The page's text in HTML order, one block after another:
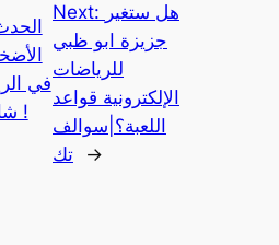
في
!
Next: هل ستغير
جزيزة ابو ظبي
للرياضات
الإلكترونية قواعد
اللعبة؟|سوالف
تك
→